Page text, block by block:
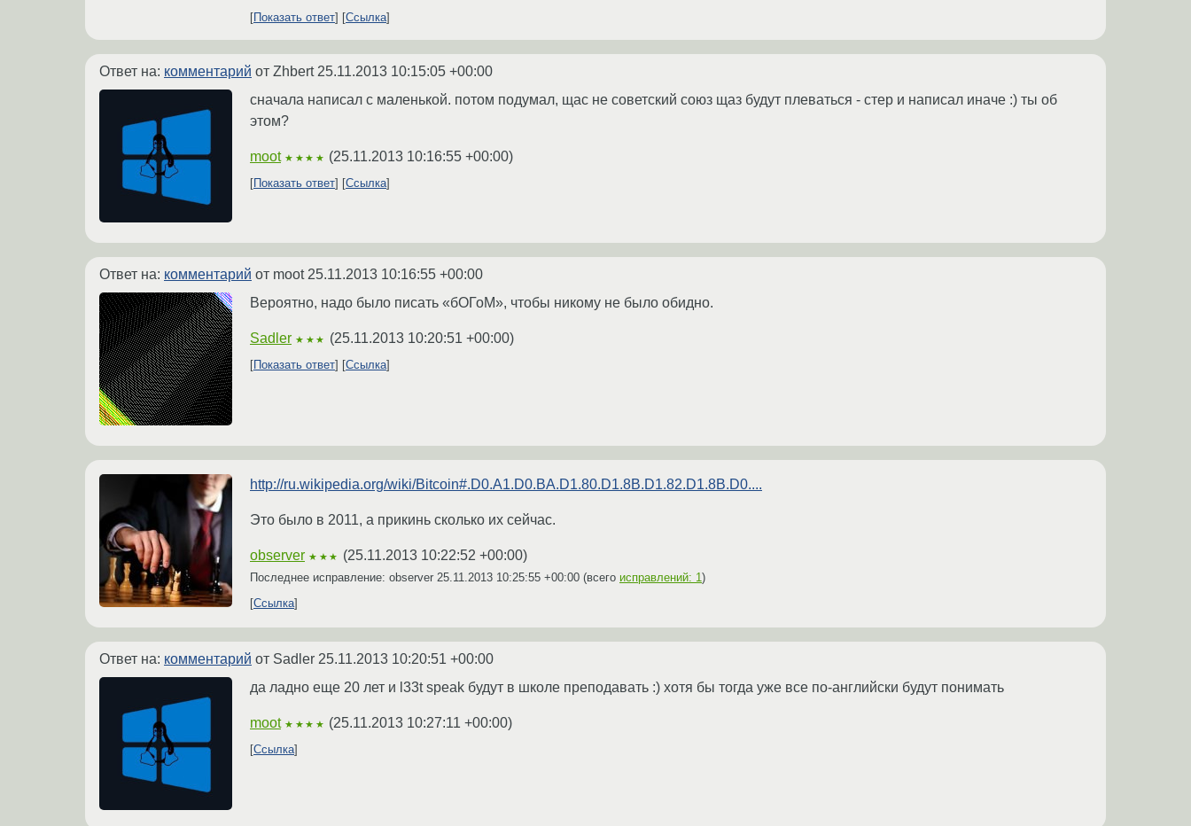
Показать ответ Ссылка
Ответ на: комментарий от Zhbert 25.11.2013 10:15:05 +00:00
сначала написал с маленькой. потом подумал, щас не советский союз щаз будут плеваться - стер и написал иначе :) ты об
этом?
moot ★★★★ (25.11.2013 10:16:55 +00:00)
Показать ответ Ссылка
Ответ на: комментарий от moot 25.11.2013 10:16:55 +00:00
Вероятно, надо было писать «бОГоМ», чтобы никому не было обидно.
Sadler ★★★ (25.11.2013 10:20:51 +00:00)
Показать ответ Ссылка
http://ru.wikipedia.org/wiki/Bitcoin#.D0.A1.D0.BA.D1.80.D1.8B.D1.82.D1.8B.D0....
Это было в 2011, а прикинь сколько их сейчас.
observer ★★★ (25.11.2013 10:22:52 +00:00)
Последнее исправление: observer 25.11.2013 10:25:55 +00:00 (всего исправлений: 1)
Ссылка
Ответ на: комментарий от Sadler 25.11.2013 10:20:51 +00:00
да ладно еще 20 лет и l33t speak будут в школе преподавать :) хотя бы тогда уже все по-английски будут понимать
moot ★★★★ (25.11.2013 10:27:11 +00:00)
Ссылка